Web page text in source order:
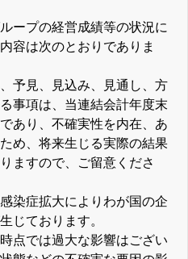
ープの経営成績等の状況に
容は次のとおりでありま
予見、見込み、見通し、方
事項は、当連結会計年度末
あり、不確実性を内在、あ
め、将来生じる実際の結果
ますので、ご留意くださ
染症拡大によりわが国の企
じております。
点では過大な影響はござい